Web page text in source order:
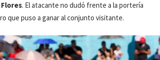
. El atacante no dudó frente a la portería
que puso a ganar al conjunto visitante.